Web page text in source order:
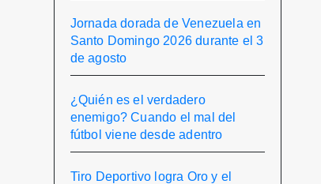
Jornada dorada de Venezuela en
Santo Domingo 2026 durante el 3
de agosto
¿Quién es el verdadero
enemigo? Cuando el mal del
fútbol viene desde adentro
Tiro Deportivo logra Oro y el